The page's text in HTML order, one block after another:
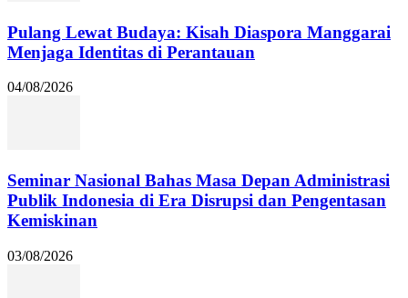
Pulang Lewat Budaya: Kisah Diaspora Manggarai
Menjaga Identitas di Perantauan
04/08/2026
Seminar Nasional Bahas Masa Depan Administrasi
Publik Indonesia di Era Disrupsi dan Pengentasan
Kemiskinan
03/08/2026